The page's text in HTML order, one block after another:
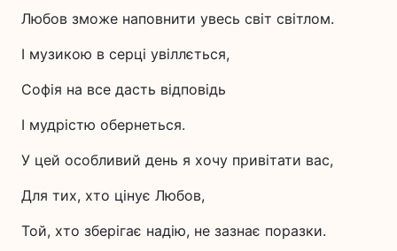
Любов зможе наповнити увесь світ світлом.
І музикою в серці увіллється,
Софія на все дасть відповідь
І мудрістю обернеться.
У цей особливий день я хочу привітати вас,
Для тих, хто цінує Любов,
Той, хто зберігає надію, не зазнає поразки.